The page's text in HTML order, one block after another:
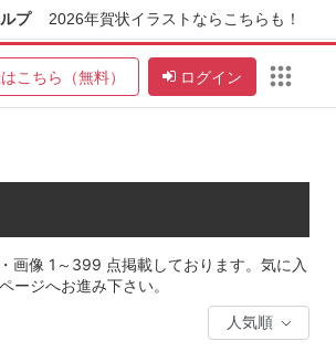
プ 2026年賀状イラストならこちらも！
こちら（無料） ログイン
画像 1～399 点掲載しております。気に入
ージへお進み下さい。